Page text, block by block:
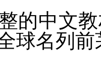
的中文
球名列前